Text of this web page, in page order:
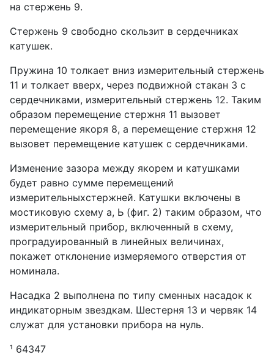
на стержень 9.
Стержень 9 свободно скользит в сердечниках
катушек.
Пружина 10 толкает вниз измерительный стержень
11 и толкает вверх, через подвижной стакан 3 с
сердечниками, измерительный стержень 12. Таким
образом перемещение стержня 11 вызовет
перемещение якоря 8, а перемещение стержня 12
вызовет перемещение катушек с сердечниками.
Изменение зазора между якорем и катушками
будет равно сумме перемещений
измерительныхстержней. Катушки включены в
мостиковую схему а, Ь (фиг. 2) таким образом, что
измерительный прибор, включенный в схему,
проградуированный в линейных величинах,
покажет отклонение измеряемого отверстия от
номинала.
Насадка 2 выполнена по типу сменных насадок к
индикаторным звездкам. Шестерня 13 и червяк 14
служат для установки прибора на нуль.
¹ 64347